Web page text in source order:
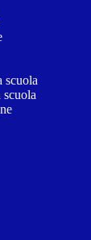
scuola
scuola